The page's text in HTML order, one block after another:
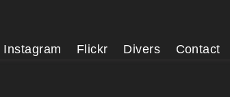
Instagram Flickr Divers Contact